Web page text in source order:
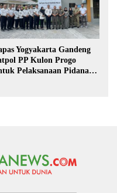
Yogyakarta Gandeng
PP Kulon Progo
Pelaksanaan Pidana